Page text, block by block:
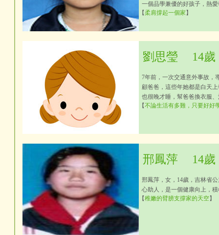
一個品學兼優的好孩子，熱
【柔肩撐起一個家 】
劉思瑩 14歲
7年前，一次交通意外事故，
顧爸爸，這些年她都是白天
也很晚才睡，幫爸爸換衣服
【不論生活有多難，只要好好
邢鳳萍 14歲
邢鳳萍，女，14歲，吉林省
心助人，是一個健康向上，
【稚嫩的臂膀支撐家的天空】